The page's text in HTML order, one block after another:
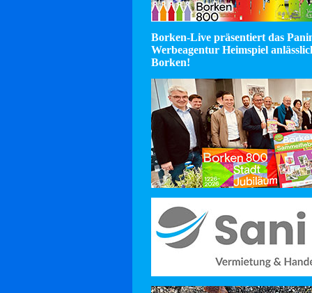
Borken-Live präsentiert das
Werbeagentur Heimspiel
Borken!